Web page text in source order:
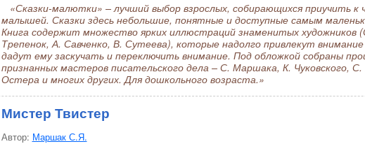
«Сказки-малютки» – лучший выбор взрослых, собирающихся приучить к
малышей. Сказки здесь небольшие, понятные и доступные самым
Книга содержит множество ярких иллюстраций знаменитых художников
Трепенок, А. Савченко, В. Сутеева), которые надолго привлекут
дадут ему заскучать и переключить внимание. Под обложкой собраны
признанных мастеров писательского дела – С. Маршака, К. Чуковского, С.
Остера и многих других. Для дошкольного возраста.»
Мистер Твистер
Автор: Маршак С.Я.